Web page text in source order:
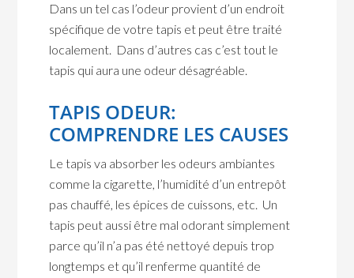
Dans un tel cas l’odeur provient d’un endroit
spécifique de votre tapis et peut être traité
localement. Dans d’autres cas c’est tout le
tapis qui aura une odeur désagréable.
TAPIS ODEUR:
COMPRENDRE LES CAUSES
Le tapis va absorber les odeurs ambiantes
comme la cigarette, l’humidité d’un entrepôt
pas chauffé, les épices de cuissons, etc. Un
tapis peut aussi être mal odorant simplement
parce qu’il n’a pas été nettoyé depuis trop
longtemps et qu’il renferme quantité de